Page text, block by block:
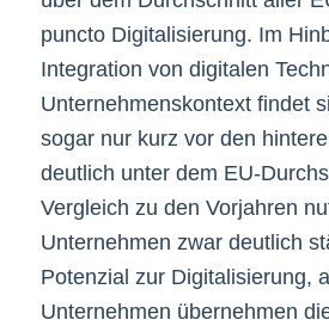
puncto Digitalisierung. Im
Integration von digitalen
Unternehmenskontext findet
sogar nur kurz vor den
deutlich unter dem EU-
Vergleich zu den Vorjahren
Unternehmen zwar deutlich
Potenzial zur Digitalisierung,
Unternehmen übernehmen